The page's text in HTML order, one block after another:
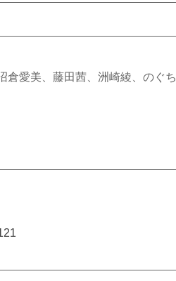
倉愛美、藤田茜、洲崎綾、のぐち